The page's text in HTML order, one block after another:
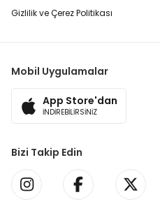
Gizlilik ve Çerez Politikası
Mobil Uygulamalar
App Store'dan
İNDİREBİLİRSİNİZ
Bizi Takip Edin